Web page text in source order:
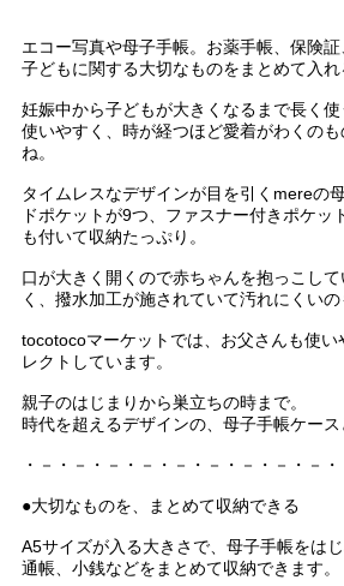
エコー写真や母子手帳。お薬手帳、保険証
子どもに関する大切なものをまとめて入れ
妊娠中から子どもが大きくなるまで長く
使いやすく、時が経つほど愛着がわくの
ね。
タイムレスなデザインが目を引くmereの
ドポケットが9つ、ファスナー付きポケッ
も付いて収納たっぷり。
口が大きく開くので赤ちゃんを抱っこし
く、撥水加工が施されていて汚れにくいの
tocotocoマーケットでは、お父さんも使
レクトしています。
親子のはじまりから巣立ちの時まで。
時代を超えるデザインの、母子手帳ケース
・－・－・－・－・－・－・－・－・－・
●大切なものを、まとめて収納できる
A5サイズが入る大きさで、母子手帳をは
通帳、小銭などをまとめて収納できます。